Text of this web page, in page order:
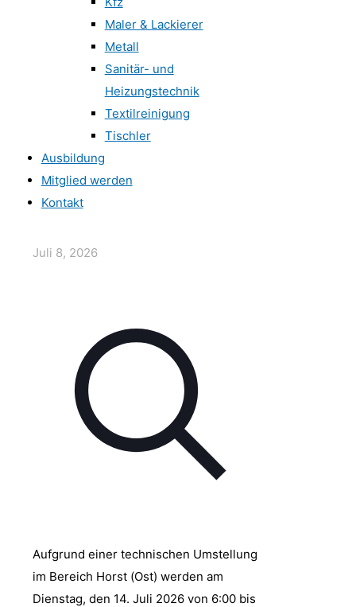
Maler & Lackierer
Metall
Sanitär- und
Heizungstechnik
Textilreinigung
Tischler
Ausbildung
Mitglied werden
Kontakt
Juli 8, 2026
Aufgrund einer technischen Umstellung
im Bereich Horst (Ost) werden am
Dienstag, den 14. Juli 2026 von 6:00 bis